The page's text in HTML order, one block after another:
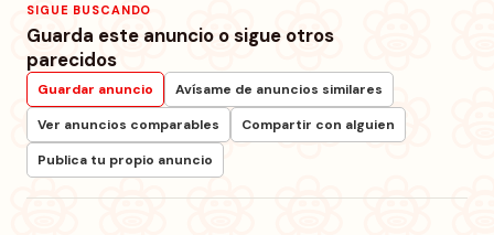
SIGUE BUSCANDO
Guarda este anuncio o sigue otros
parecidos
Guardar anuncio
Avísame de anuncios similares
Ver anuncios comparables
Compartir con alguien
Publica tu propio anuncio